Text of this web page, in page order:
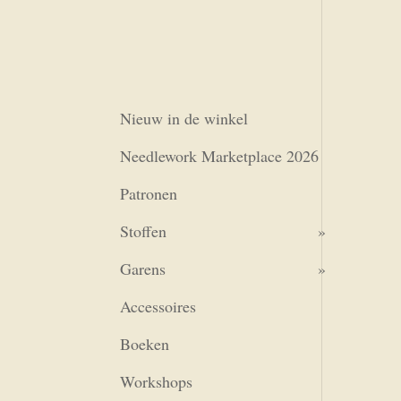
Nieuw in de winkel
Needlework Marketplace 2026
Patronen
Stoffen
Garens
Accessoires
Boeken
Workshops